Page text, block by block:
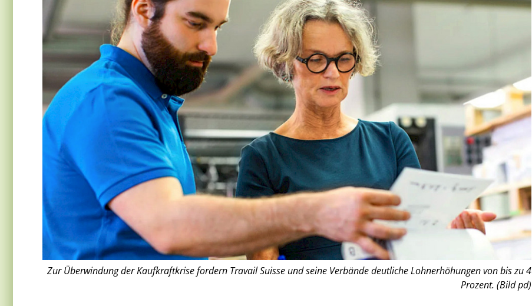
Zur Überwindung der Kaufkraftkrise fordern Travail Suisse und seine Verbände deutliche Lohnerhöhungen von bis zu 4
Prozent. (Bild pd)